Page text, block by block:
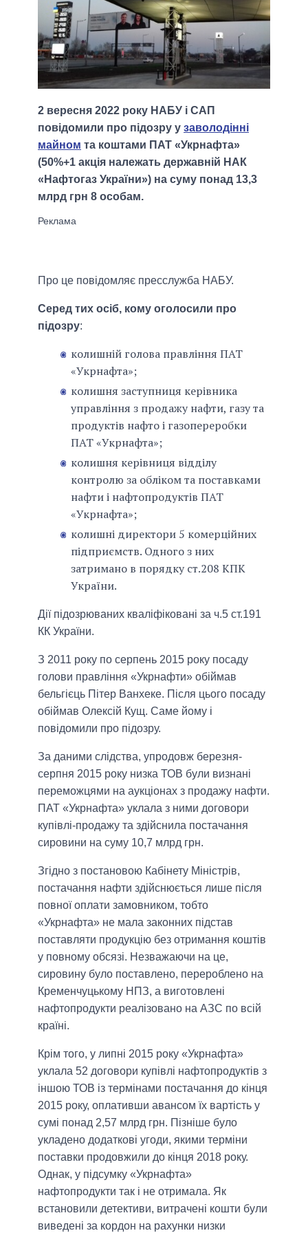
2 вересня 2022 року НАБУ і САП
повідомили про підозру у заволодінні
майном та коштами ПАТ «Укрнафта»
(50%+1 акція належать державній НАК
«Нафтогаз України») на суму понад 13,3
млрд грн 8 особам.
Про це повідомляє пресслужба НАБУ.
Серед тих осіб, кому оголосили про
підозру:
колишній голова правління ПАТ
«Укрнафта»;
колишня заступниця керівника
управління з продажу нафти, газу та
продуктів нафто і газопереробки
ПАТ «Укрнафта»;
колишня керівниця відділу
контролю за обліком та поставками
нафти і нафтопродуктів ПАТ
«Укрнафта»;
колишні директори 5 комерційних
підприємств. Одного з них
затримано в порядку ст.208 КПК
України.
Дії підозрюваних кваліфіковані за ч.5 ст.191
КК України.
З 2011 року по серпень 2015 року посаду
голови правління «Укрнафти» обіймав
бельгієць Пітер Ванхеке. Після цього посаду
обіймав Олексій Кущ. Саме йому і
повідомили про підозру.
За даними слідства, упродовж березня-
серпня 2015 року низка ТОВ були визнані
переможцями на аукціонах з продажу нафти.
ПАТ «Укрнафта» уклала з ними договори
купівлі-продажу та здійснила постачання
сировини на суму 10,7 млрд грн.
Згідно з постановою Кабінету Міністрів,
постачання нафти здійснюється лише після
повної оплати замовником, тобто
«Укрнафта» не мала законних підстав
поставляти продукцію без отримання коштів
у повному обсязі. Незважаючи на це,
сировину було поставлено, перероблено на
Кременчуцькому НПЗ, а виготовлені
нафтопродукти реалізовано на АЗС по всій
країні.
Крім того, у липні 2015 року «Укрнафта»
уклала 52 договори купівлі нафтопродуктів з
іншою ТОВ із термінами постачання до кінця
2015 року, оплативши авансом їх вартість у
сумі понад 2,57 млрд грн. Пізніше було
укладено додаткові угоди, якими терміни
поставки продовжили до кінця 2018 року.
Однак, у підсумку «Укрнафта»
нафтопродукти так і не отримала. Як
встановили детективи, витрачені кошти були
виведені за кордон на рахунки низки